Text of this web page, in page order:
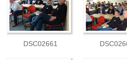
DSC02661